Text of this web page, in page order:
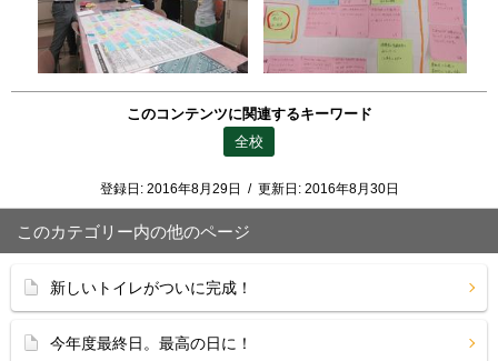
このコンテンツに関連するキーワード
全校
登録日: 2016年8月29日 / 更新日: 2016年8月30日
このカテゴリー内の他のページ
新しいトイレがついに完成！
今年度最終日。最高の日に！